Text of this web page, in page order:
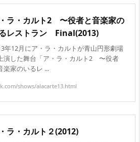
ラ・カルト2 〜役者と音楽家の
レストラン Final(2013)
年12月にア・ラ・カルトが青山円形劇場
演した舞台「ア・ラ・カルト2 〜役者
楽家のいるレ ...
shows/alacarte13.html
ラ・カルト２(2012)